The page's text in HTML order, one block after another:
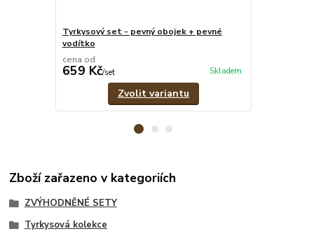
Tyrkysový set - pevný obojek + pevné
vodítko
cena od
659 Kč/set Skladem
Zvolit variantu
Zboží zařazeno v kategoriích
ZVÝHODNĚNÉ SETY
Tyrkysová kolekce